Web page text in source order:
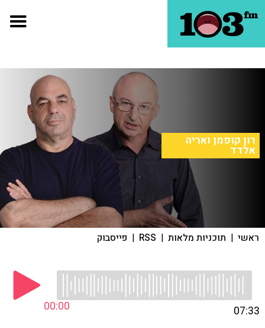
רון קופמן ואריה
אלדד
ראשי | תוכניות מלאות |
RSS
| פייסבוק
00:00 07:33